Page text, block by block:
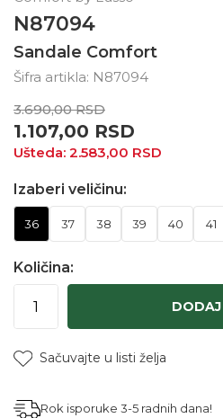
N87094
Sandale Comfort
Šifra artikla: N87094
3.690,00 RSD
1.107,00 RSD
Ušteda: 2.583,00 RSD
Izaberi veličinu:
36 37 38 39 40 41
Količina:
DODAJ
Sačuvajte u listi želja
Rok isporuke 3-5 radnih dana!